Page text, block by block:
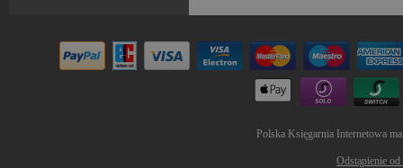
Polska Księgarnia Internetowa
Odstąpienie